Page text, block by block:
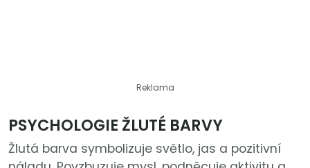
Reklama
PSYCHOLOGIE ŽLUTÉ BARVY
Žlutá barva symbolizuje světlo, jas a pozitivní